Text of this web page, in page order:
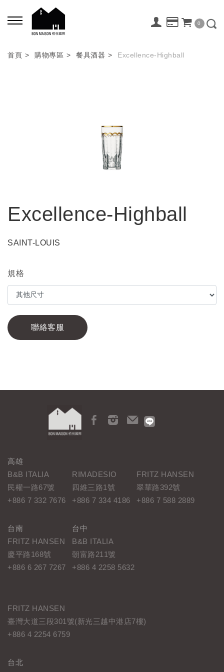
0
首頁 購物專區 餐具酒器 Excellence-Highball
Excellence-Highball
SAINT-LOUIS
規格
聯絡客服
高雄
B&B ITALIA
民權一路67號
+886 7 332 7676
RIMADESIO
四維三路1號
+886 7 334 4186
FRITZ HANSEN
翠華路392號
+886 7 588 2889
台南
FRITZ HANSEN
慶平路168號
+886 6 267 7267
台中
B&B ITALIA
朝富路211號
+886 4 2258 5632
FRITZ HANSEN
臺灣大道三段301號(新光三越中港店7樓)
+886 4 2254 6759
台北